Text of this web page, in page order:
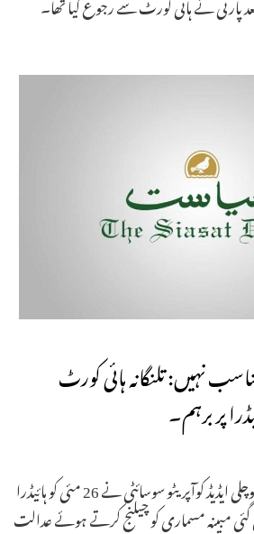
نہیں: تلنگانہ ہائی کورٹ
پر برہم۔
جیستھا ولا اونرز مینٹیننس میوچلی ایڈیڈ کوآپریٹو سوسائٹی نے 26 مئی کو ہائیڈرا
مبینہ مسماری کو چیلنج کرتے ہوئے عدالت